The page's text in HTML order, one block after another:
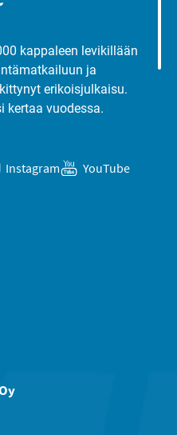
kappaleen levikillään
ja
erikoisjulkaisu.
kertaa vuodessa.
Instagram YouTube